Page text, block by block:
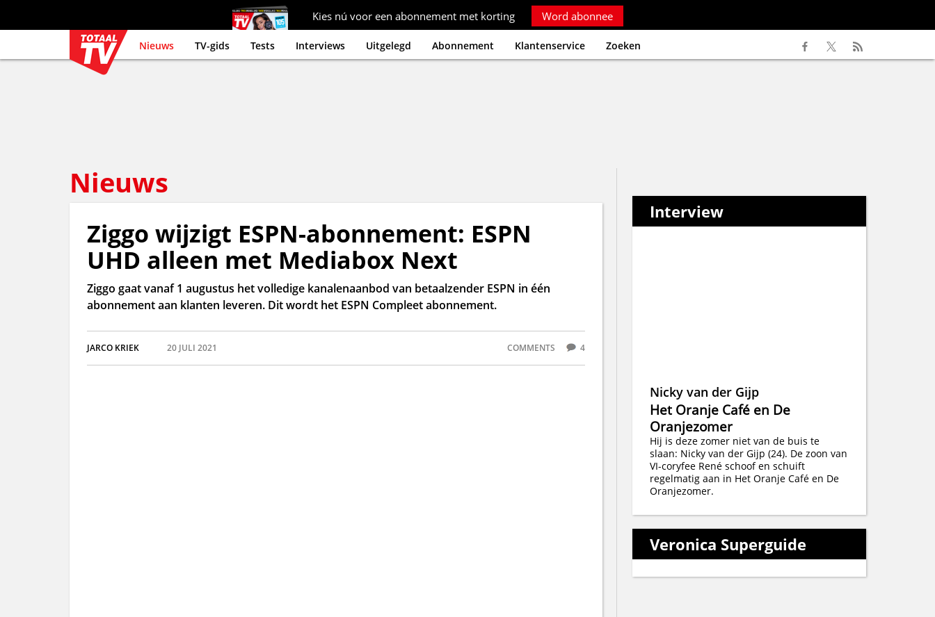
Kies nú voor een abonnement met korting Word abonnee
Nieuws TV-gids Tests Interviews Uitgelegd Abonnement Klantenservice Zoeken
Nieuws
Ziggo wijzigt ESPN-abonnement: ESPN
UHD alleen met Mediabox Next
Ziggo gaat vanaf 1 augustus het volledige kanalenaanbod van betaalzender ESPN in één
abonnement aan klanten leveren. Dit wordt het ESPN Compleet abonnement.
JARCO KRIEK 20 JULI 2021 COMMENTS 4
Interview
Nicky van der Gijp
Het Oranje Café en De
Oranjezomer
Hij is deze zomer niet van de buis te
slaan: Nicky van der Gijp (24). De zoon van
VI-coryfee René schoof en schuift
regelmatig aan in Het Oranje Café en De
Oranjezomer.
Veronica Superguide